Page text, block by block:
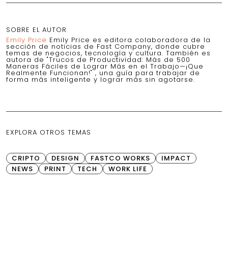
SOBRE EL AUTOR
Emily Price Emily Price es editora colaboradora de la
sección de noticias de Fast Company, donde cubre
temas de negocios, tecnología y cultura. También es
autora de "Trucos de Productividad: Más de 500
Maneras Fáciles de Lograr Más en el Trabajo—¡Que
Realmente Funcionan!" , una guía para trabajar de
forma más inteligente y lograr más sin agotarse.
EXPLORA OTROS TEMAS
CRIPTO DESIGN FASTCO WORKS
IMPACT
NEWS
PRINT TECH WORK LIFE